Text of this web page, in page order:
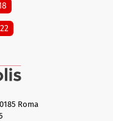
Roma